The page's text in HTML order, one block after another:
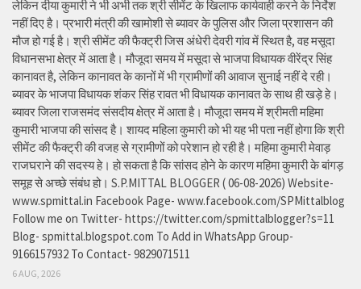
लेकिन दीया कुमारी ने भी अभी तक श्री सीमेंट के खिलाफ कार्यवाही करने के निर्देश
नहीं दिए है। प्रभारी मंत्री की खामोशी से ब्यावर के पुलिस और जिला प्रशासन की
मौज हो गई है। श्री सीमेंट की फैक्ट्री जिस अंधेरी देवरी गांव में स्थित है, वह मसूदा
विधानसभा क्षेत्र में आता है। मौजूदा समय में मसूदा से भाजपा विधायक वीरेंद्र सिंह
कानावत है, लेकिन कानावत के कानों में भी ग्रामीणों की आवाज सुनाई नहीं दे रही।
ब्यावर के भाजपा विधायक शंकर सिंह रावत भी विधायक कानावत के साथ ही खड़े हे।
ब्यावर जिला राजसमंद संसदीय क्षेत्र में आता है। मौजूदा समय में श्रीमती महिमा
कुमारी भाजपा की सांसद है। शायद महिला कुमारी को भी यह भी पता नहीं होगा कि श्री
सीमेंट की फैक्ट्री की वजह से ग्रामीणों को परेशान हो रही है। महिमा कुमारी मेवाड़
राजघराने की सदस्य हे। हो सकता है कि सांसद होने के कारण महिमा कुमारी के बांगड़
समूह से अच्छे संबंध हो। S.P.MITTAL BLOGGER ( 06-08-2026) Website-
www.spmittal.in Facebook Page- www.facebook.com/SPMittalblog
Follow me on Twitter- https://twitter.com/spmittalblogger?s=11
Blog- spmittal.blogspot.com To Add in WhatsApp Group-
9166157932 To Contact- 9829071511
6 AUG, 2026